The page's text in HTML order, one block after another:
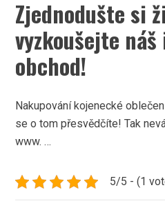
Zjednodušte si
vyzkoušejte
obchod!
Nakupováníkojenecké
se o tom přesvědčíte! Tak
www. …
5/5 - (1